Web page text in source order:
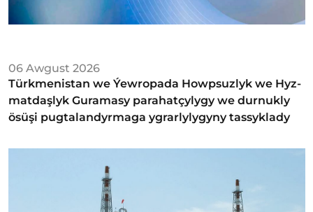
06 Awgust 2026
Türkmenistan we Ýew­ro­pa­da Howp­suz­lyk we Hyz­
mat­daş­lyk Gu­ra­ma­sy­ parahatçylygy we durnukly
ösüşi pugtalandyrmaga ygrarlylygyny tassyklady